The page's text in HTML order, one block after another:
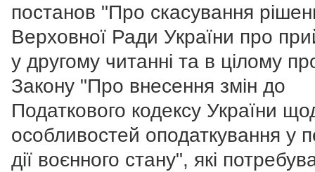
постанов "Про скасування
Верховної Ради України про
у другому читанні та в цілому
Закону "Про внесення змін до
Податкового кодексу України
особливостей оподаткування у
дії воєнного стану", які